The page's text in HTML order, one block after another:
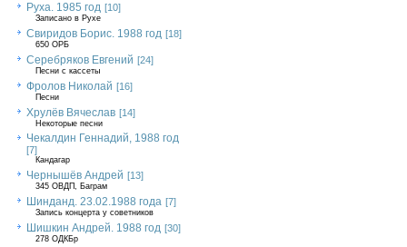
Руха. 1985 год [10]
Записано в Рухе
Свиридов Борис. 1988 год [18]
650 ОРБ
Серебряков Евгений [24]
Песни с кассеты
Фролов Николай [16]
Песни
Хрулёв Вячеслав [14]
Некоторые песни
Чекалдин Геннадий, 1988 год
[7]
Кандагар
Чернышёв Андрей [13]
345 ОВДП, Баграм
Шинданд. 23.02.1988 года [7]
Запись концерта у советников
Шишкин Андрей. 1988 год [30]
278 ОДКБр